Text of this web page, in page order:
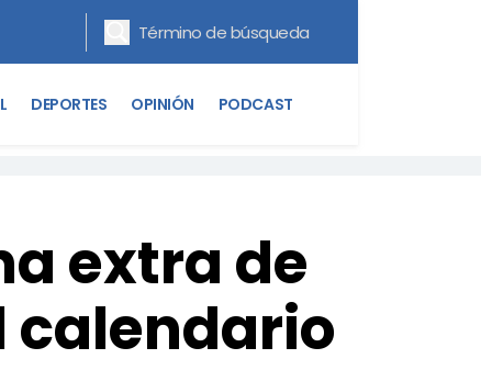
DEPORTES OPINIÓN PODCAST
extra de
calendario